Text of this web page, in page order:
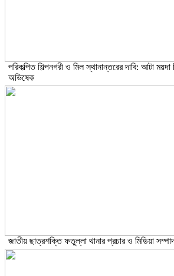
পরিকল্পিত শিল্পনগরী ও মিল স্থানান্তরের দাবি: আটা ময়দা
অভিষেক
জাতীয় ছাত্রশক্তি ফতুল্লা থানার প্রচার ও মিডিয়া